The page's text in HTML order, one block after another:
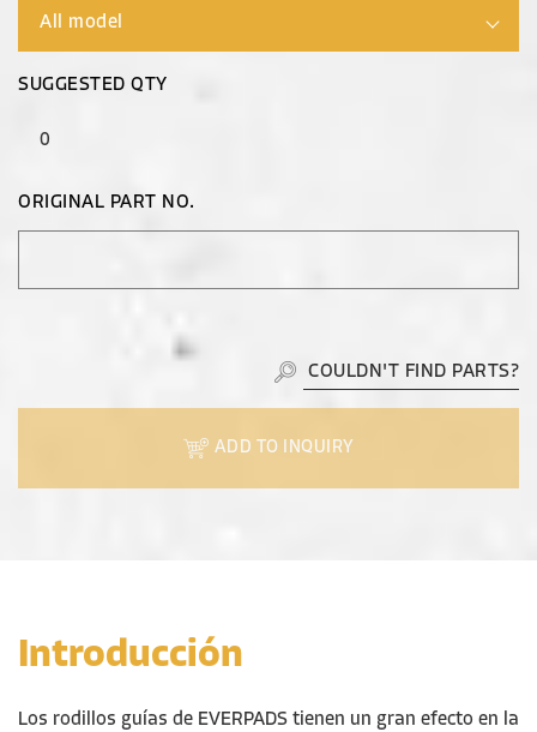
SUGGESTED QTY
0
ORIGINAL PART NO.
COULDN'T FIND PARTS?
ADD TO INQUIRY
Introducción
Los rodillos guías de EVERPADS tienen un gran efecto en la